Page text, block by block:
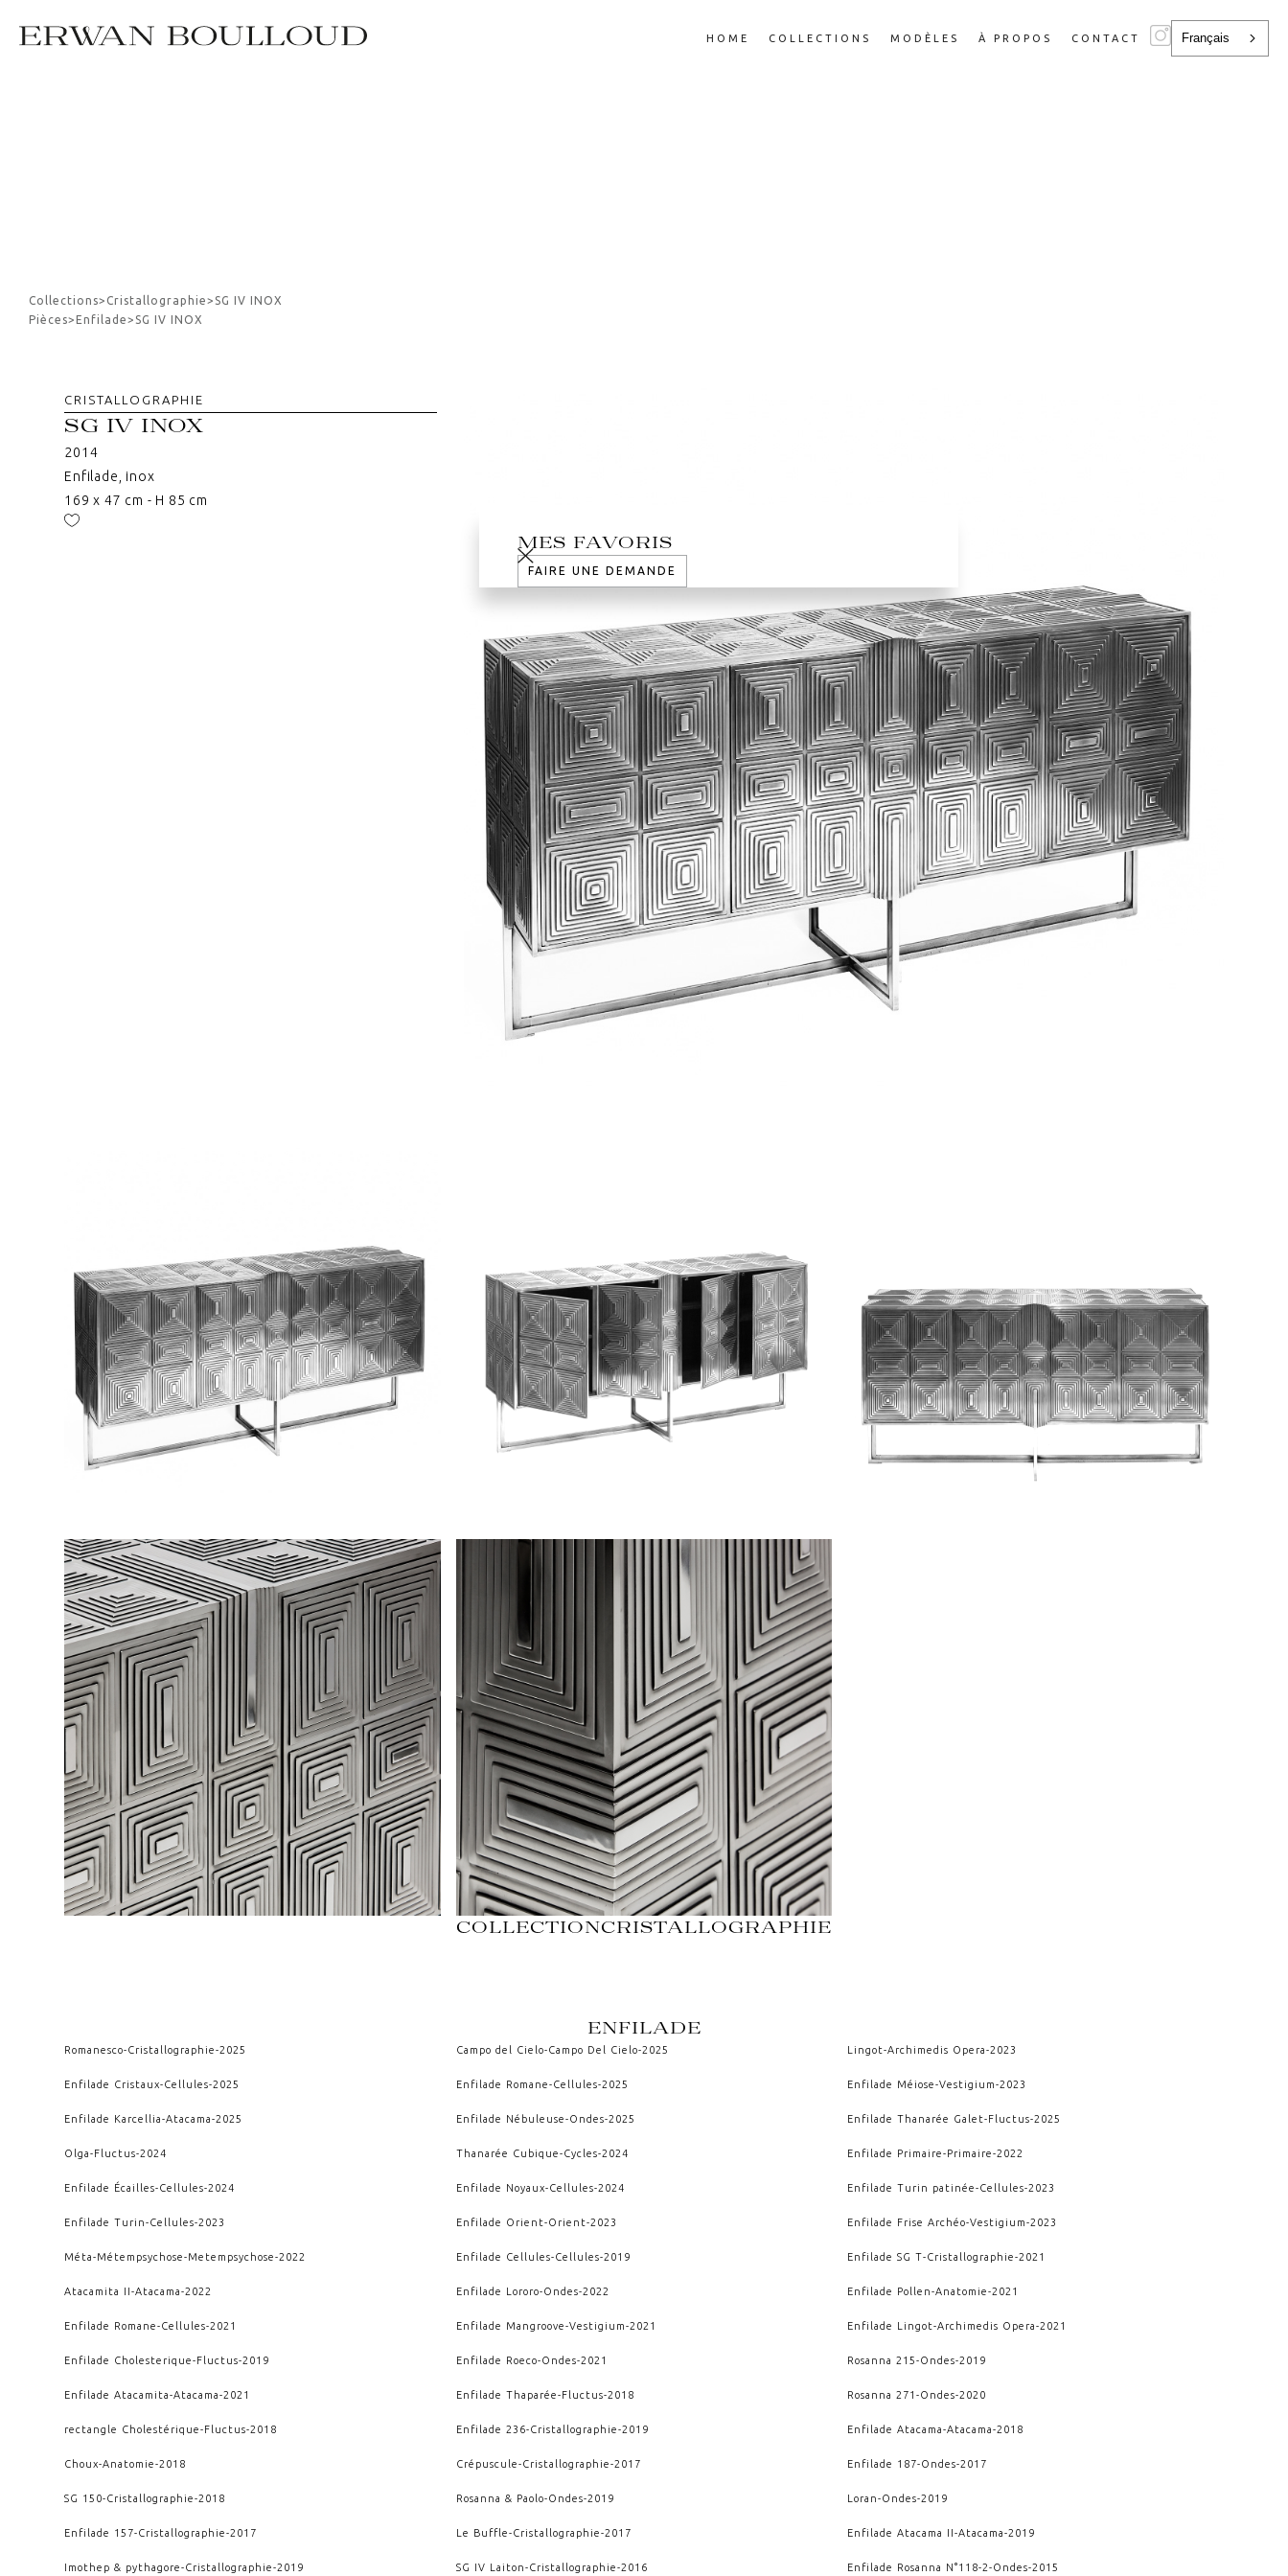
HOME COLLECTIONS MODÈLES À PROPOS CONTACT Français
MES FAVORIS
FAIRE UNE DEMANDE
Collections> Cristallographie> SG IV INOX
Pièces> Enfilade> SG IV INOX
CRISTALLOGRAPHIE
SG IV INOX
2014
Enfilade, inox
169 x 47 cm - H 85 cm
COLLECTIONCRISTALLOGRAPHIE
ENFILADE
Romanesco-Cristallographie-2025 Campo del Cielo-Campo Del Cielo-2025 Lingot-Archimedis Opera-2023
Enfilade Cristaux-Cellules-2025 Enfilade Romane-Cellules-2025 Enfilade Méiose-Vestigium-2023
Enfilade Karcellia-Atacama-2025 Enfilade Nébuleuse-Ondes-2025 Enfilade Thanarée Galet-Fluctus-2025
Olga-Fluctus-2024 Thanarée Cubique-Cycles-2024 Enfilade Primaire-Primaire-2022
Enfilade Écailles-Cellules-2024 Enfilade Noyaux-Cellules-2024 Enfilade Turin patinée-Cellules-2023
Enfilade Turin-Cellules-2023 Enfilade Orient-Orient-2023 Enfilade Frise Archéo-Vestigium-2023
Méta-Métempsychose-Metempsychose-2022 Enfilade Cellules-Cellules-2019 Enfilade SG T-Cristallographie-2021
Atacamita II-Atacama-2022 Enfilade Lororo-Ondes-2022 Enfilade Pollen-Anatomie-2021
Enfilade Romane-Cellules-2021 Enfilade Mangroove-Vestigium-2021 Enfilade Lingot-Archimedis Opera-2021
Enfilade Cholesterique-Fluctus-2019 Enfilade Roeco-Ondes-2021 Rosanna 215-Ondes-2019
Enfilade Atacamita-Atacama-2021 Enfilade Thaparée-Fluctus-2018 Rosanna 271-Ondes-2020
rectangle Cholestérique-Fluctus-2018 Enfilade 236-Cristallographie-2019 Enfilade Atacama-Atacama-2018
Choux-Anatomie-2018 Crépuscule-Cristallographie-2017 Enfilade 187-Ondes-2017
SG 150-Cristallographie-2018 Rosanna & Paolo-Ondes-2019 Loran-Ondes-2019
Enfilade 157-Cristallographie-2017 Le Buffle-Cristallographie-2017 Enfilade Atacama II-Atacama-2019
Imothep & pythagore-Cristallographie-2019 SG IV Laiton-Cristallographie-2016 Enfilade Rosanna N°118-2-Ondes-2015